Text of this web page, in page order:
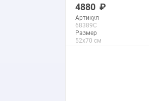
печать на холсте
4880
Артикул
68389C
Размер
52x70 см